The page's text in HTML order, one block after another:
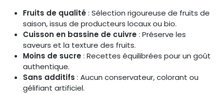
Fruits de qualité: Sélection rigoureuse de fruits de
saison, issus de producteurs locaux ou bio.
Cuisson en bassine de cuivre: Préserve les
saveurs et la texture des fruits.
Moins de sucre: Recettes équilibrées pour un goût
authentique.
Sans additifs : Aucun conservateur, colorant ou
gélifiant artificiel.